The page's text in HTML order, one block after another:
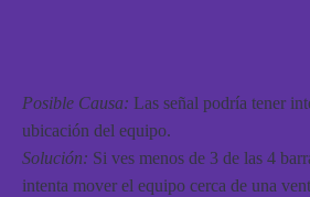
Posible Causa: Las señal podría tener
ubicación del equipo.
Solución: Si ves menos de 3 de las 4
intenta mover el equipo cerca de una